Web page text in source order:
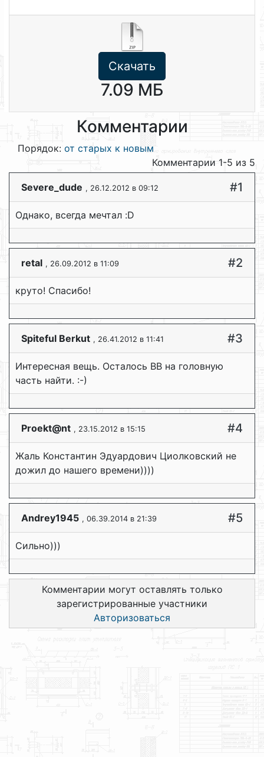
Скачать
7.09 МБ
Комментарии
Порядок: от старых к новым
Комментарии 1-5 из 5
Severe_dude , 26.12.2012 в 09:12 #1
Однако, всегда мечтал :D
retal , 26.09.2012 в 11:09 #2
круто! Спасибо!
Spiteful Berkut , 26.41.2012 в 11:41 #3
Интересная вещь. Осталось ВВ на головную
часть найти. :-)
Proekt@nt , 23.15.2012 в 15:15 #4
Жаль Константин Эдуардович Циолковский не
дожил до нашего времени))))
Andrey1945 , 06.39.2014 в 21:39 #5
Сильно)))
Комментарии могут оставлять только
зарегистрированные участники
Авторизоваться